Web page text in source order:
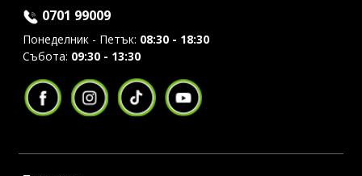
0701 99009
Понеделник - Петък: 08:30 - 18:30
Събота: 09:30 - 13:30